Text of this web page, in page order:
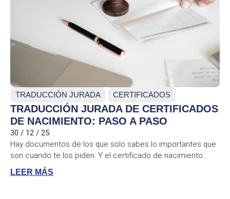
TRADUCCIÓN JURADA CERTIFICADOS
TRADUCCIÓN JURADA DE CERTIFICADOS
DE NACIMIENTO: PASO A PASO
30 / 12 / 25
Hay documentos de los que solo sabes lo importantes que
son cuando te los piden. Y el certificado de nacimiento...
LEER MÁS